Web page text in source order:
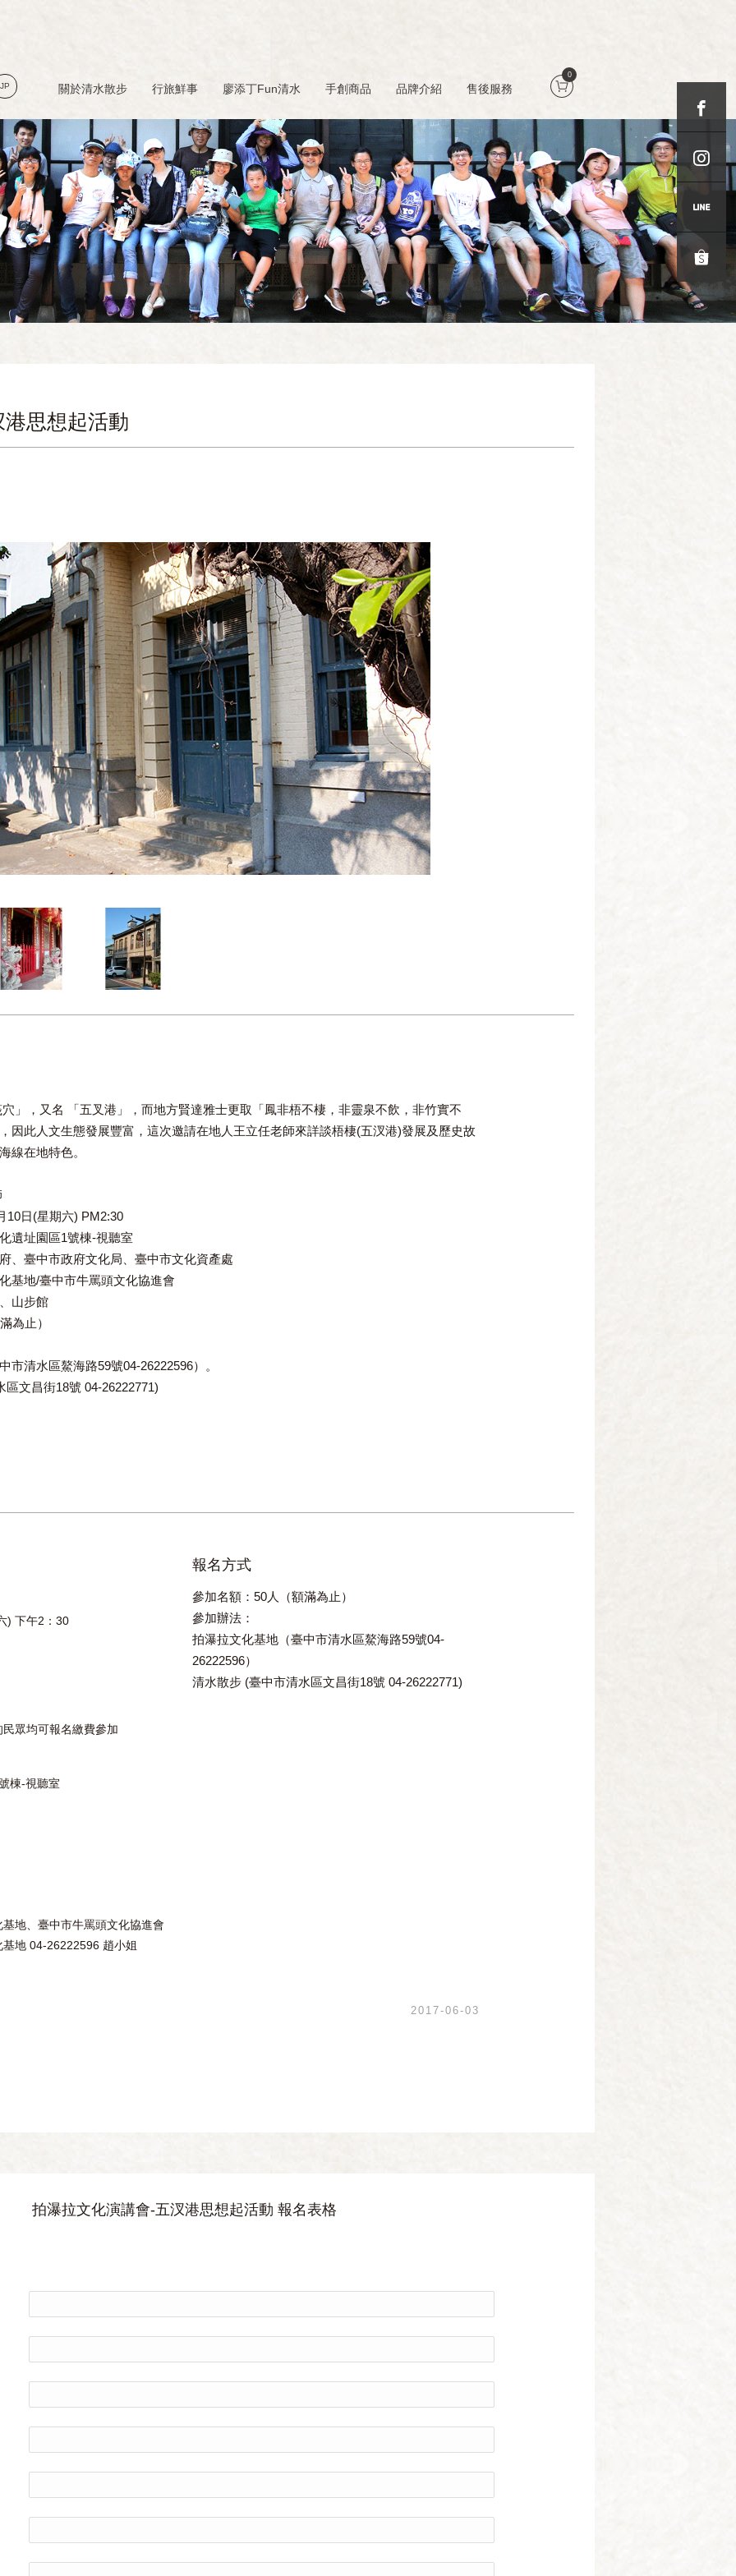
JP 關於清水散步 行旅鮮事 廖添丁Fun清水 手創商品 品牌介紹 售後服務
0
思想起活動
」，又名 「五叉港」，而地方賢達雅士更取「鳳非梧不棲，非靈泉不飲，非竹實不
因此人文生態發展豐富，這次邀請在地人王立任老師來詳談梧棲(五汊港)發展及歷史故
線在地特色。
10日(星期六) PM2:30
遺址園區1號棟-視聽室
、臺中市政府文化局、臺中市文化資產處
基地/臺中市牛罵頭文化協進會
山步館
為止）
市清水區鰲海路59號04-26222596）。
區文昌街18號 04-26222771)
) 下午2：30
眾均可報名繳費參加
棟-視聽室
報名方式
參加名額： 50人（額滿為止）
參加辦法：
拍瀑拉文化基地（臺中市清水區鰲海路59號04-
26222596）
清水散步 (臺中市清水區文昌街18號 04-26222771)
地、臺中市牛罵頭文化協進會
地 04-26222596 趙小姐
2017-06-03
拍瀑拉文化演講會-五汊港思想起活動 報名表格